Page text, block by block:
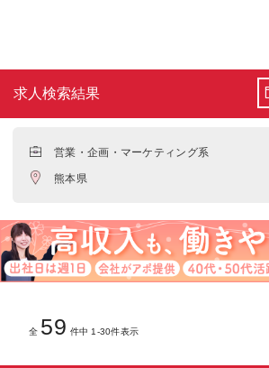
求人検索結果
営業・企画・マーケティング系
熊本県
全 59 件中 1-30件表示